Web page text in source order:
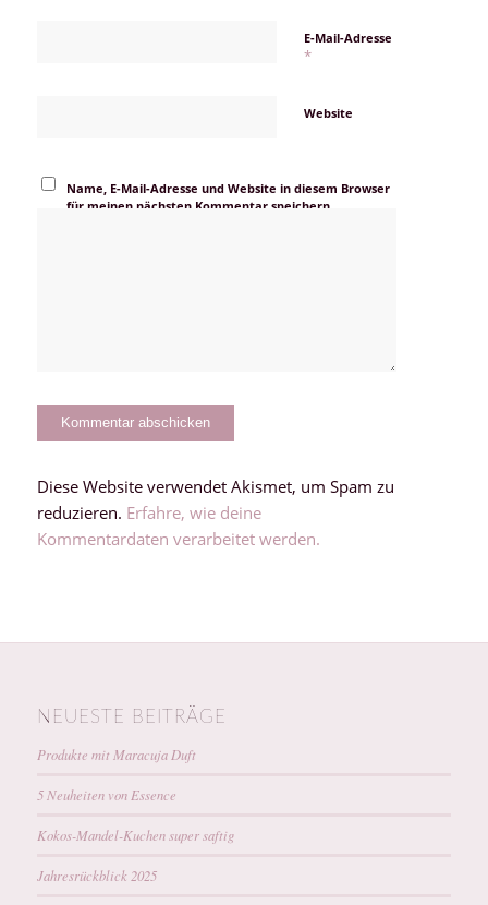
E-Mail-Adresse
*
Website
Name, E-Mail-Adresse und Website in diesem Browser
für meinen nächsten Kommentar speichern.
Diese Website verwendet Akismet, um Spam zu
reduzieren. Erfahre, wie deine
Kommentardaten verarbeitet werden.
NEUESTE BEITRÄGE
Produkte mit Maracuja Duft
5 Neuheiten von Essence
Kokos-Mandel-Kuchen super saftig
Jahresrückblick 2025